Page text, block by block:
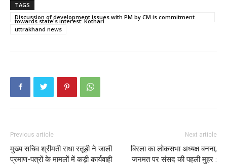
TAGS
Discussion of development issues with PM by CM is commitment
towards state's interest: Kothari
uttrakhand news
Previous article
मुख्य सचिव श्रीमती राधा रतूड़ी ने जाली
प्रमाण-पत्रों के मामलों में कड़ी कार्यवाही
Next article
बिरला का लोकसभा अध्यक्ष बनना,
जनमत पर संसद की पहली मुहर :